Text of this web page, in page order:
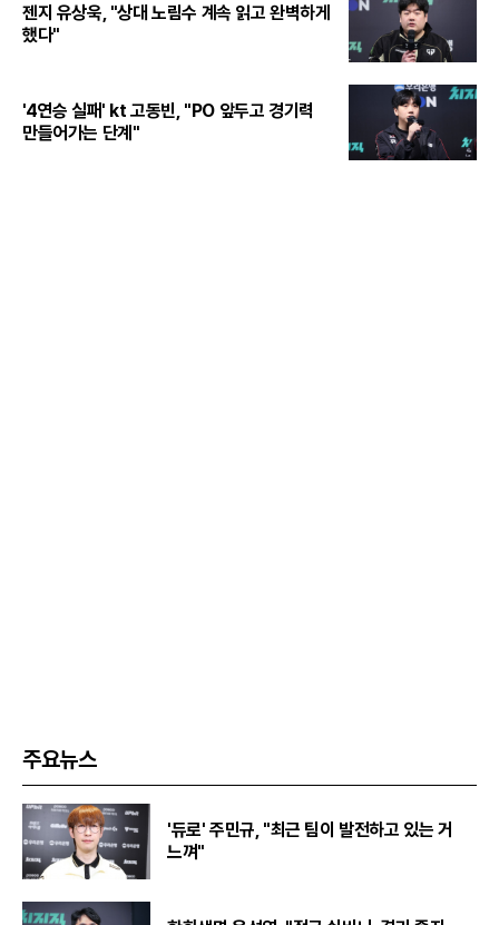
젠지 유상욱, "상대 노림수 계속 읽고 완벽하게
했다"
'4연승 실패' kt 고동빈, "PO 앞두고 경기력
만들어가는 단계"
주요뉴스
'듀로' 주민규, "최근 팀이 발전하고 있는 거
느껴"